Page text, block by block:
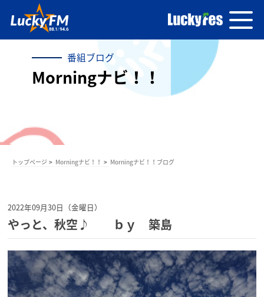
番組ブログ
Morningナビ！！
トップページ Morningナビ！！ Morningナビ！！ブログ
2022年09月30日（金曜日）
やっと、秋空♪ ｂｙ 築島